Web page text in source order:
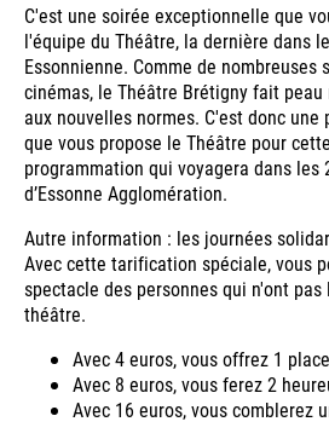
C'est une soirée exceptionnelle que
l'équipe du Théâtre, la dernière dans
Essonnienne. Comme de nombreuses
cinémas, le Théâtre Brétigny fait
aux nouvelles normes. C'est donc
que vous propose le Théâtre pour
programmation qui voyagera dans les
d’Essonne Agglomération.
Autre information : les journées
Avec cette tarification spéciale, vous
spectacle des personnes qui n'ont
théâtre.
Avec 4 euros, vous offrez 1 place
Avec 8 euros, vous ferez 2
Avec 16 euros, vous comblerez